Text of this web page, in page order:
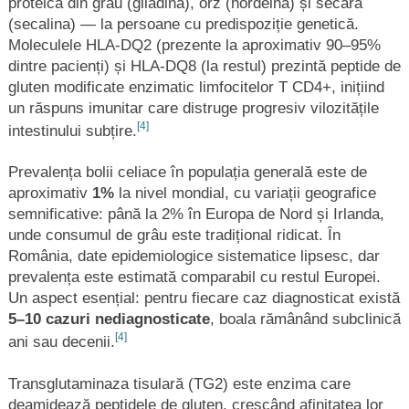
(secalina) — la persoane cu predispoziție genetică.
Moleculele HLA-DQ2 (prezente la aproximativ 90–95%
dintre pacienți) și HLA-DQ8 (la restul) prezintă peptide de
gluten modificate enzimatic limfocitelor T CD4+, inițiind
un răspuns imunitar care distruge progresiv vilozitățile
intestinului subțire. [4]
Prevalența bolii celiace în populația generală este de
aproximativ 1%la nivel mondial, cu variații geografice
semnificative: până la 2% în Europa de Nord și Irlanda,
unde consumul de grâu este tradițional ridicat. În
România, date epidemiologice sistematice lipsesc, dar
prevalența este estimată comparabil cu restul Europei.
Un aspect esențial: pentru fiecare caz diagnosticat există
5–10 cazuri nediagnosticate, boala rămânând subclinică
ani sau decenii.
[4]
Transglutaminaza tisulară (TG2) este enzima care
deamidează peptidele de gluten, crescând afinitatea lor